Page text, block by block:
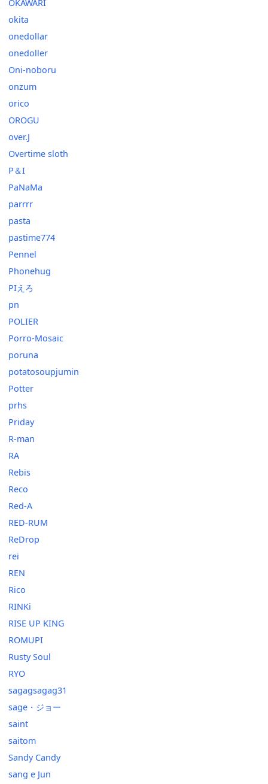
OKAWARI
okita
onedollar
onedoller
Oni-noboru
onzum
orico
OROGU
over.J
Overtime sloth
P＆I
PaNaMa
parrrr
pasta
pastime774
Pennel
Phonehug
PIえろ
pn
POLIER
Porro-Mosaic
poruna
potatosoupjumin
Potter
prhs
Priday
R-man
RA
Rebis
Reco
Red-A
RED-RUM
ReDrop
rei
REN
Rico
RINKi
RISE UP KING
ROMUPI
Rusty Soul
RYO
sagagsagag31
sage・ジョー
saint
saitom
Sandy Candy
sang e Jun